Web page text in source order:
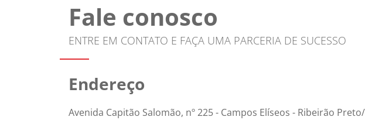
Fale conosco
ENTRE EM CONTATO E FAÇA UMA PARCERIA DE SUCESSO
Endereço
Avenida Capitão Salomão, nº 225 - Campos Elíseos - Ribeirão Preto/